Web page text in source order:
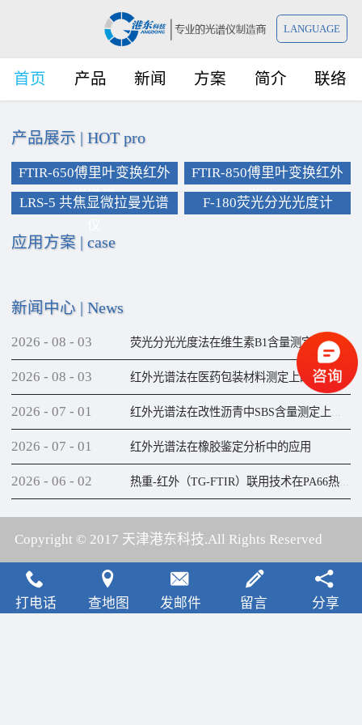
LANGUAGE
首页 产品 新闻 方案 简介 联络
产品展示 HOT pro
FTIR-650傅里叶变换红外
光谱仪
FTIR-850傅里叶变换红外
光谱仪
LRS-5 共焦显微拉曼光谱
F-180荧光分光光度计
应用方案 | case
新闻中心 News
荧光分光光度法在维生素B1含量测定上的应用
2026 - 08 - 03
红外光谱法在医药包装材料测定上的应用
2026 - 08 - 03
红外光谱法在改性沥青中SBS含量测定上的应用
2026 - 07 - 01
红外光谱法在橡胶鉴定分析中的应用
2026 - 07 - 01
热重-红外（TG-FTIR）联用技术在PA66热解研究上的应用
2026 - 06 - 02
Copyright © 2017 天津港东科技.All Rights Reserved
犀牛云提供云计算服务
打电话 查地图 发邮件 留言 分享